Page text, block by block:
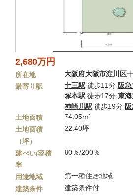
2,680万円
所在地 大阪府大阪市淀川区
最寄り駅
十三駅 徒歩11分 阪
塚本駅 徒歩17分 東海
神崎川駅 徒歩19分
土地面積
74.05m²
土地面積
（坪）
22.40坪
建ぺい/容積
率
80％/200％
用途地域
第一種住居地域
建築条件
建築条件付